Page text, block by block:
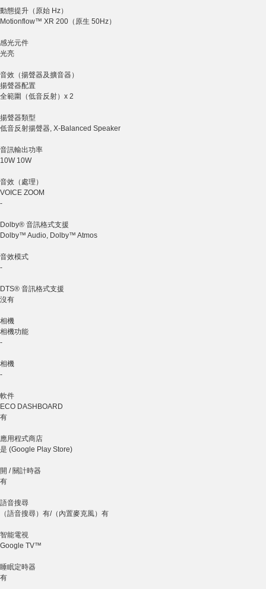
動態提升（原始 Hz）
Motionflow™ XR 200（原生 50Hz）
感光元件
光亮
音效（揚聲器及擴音器）
揚聲器配置
全範圍（低音反射）x 2
揚聲器類型
低音反射揚聲器, X-Balanced Speaker
音訊輸出功率
10W 10W
音效（處理）
VOICE ZOOM
-
Dolby® 音訊格式支援
Dolby™ Audio, Dolby™ Atmos
音效模式
-
DTS® 音訊格式支援
沒有
相機
相機功能
-
相機
-
軟件
ECO DASHBOARD
有
應用程式商店
是 (Google Play Store)
開 / 關計時器
有
語音搜尋
（語音搜尋）有/（內置麥克風）有
智能電視
Google TV™
睡眠定時器
有